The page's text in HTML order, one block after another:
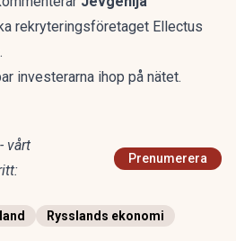
rekryteringsföretaget Ellectus
investerarna ihop på nätet.
vårt
Prenumerera
Rysslands ekonomi